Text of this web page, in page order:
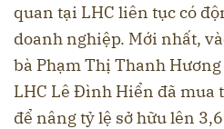
quan tại LHC liên tục có
doanh nghiệp. Mới nhất,
bà Phạm Thị Thanh
LHC Lê Đình Hiển đã mua
để nâng tỷ lệ sở hữu lên